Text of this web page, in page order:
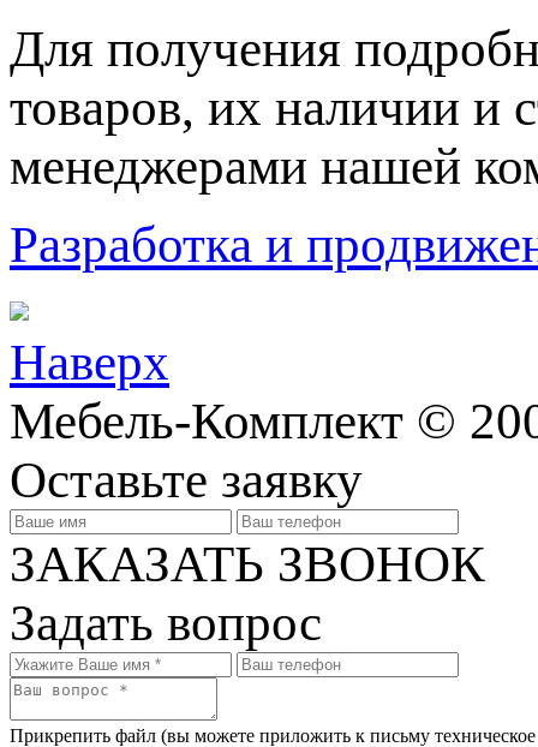
Для пoлучения
товaров, их нaличии и
менеджерами нашей
Разработка и
Наверх
Мебель-Комплект ©
Оставьте заявку
ЗАКАЗАТЬ ЗВОНОК
Задать вопрос
Прикрепить файл (вы можете приложить к письму